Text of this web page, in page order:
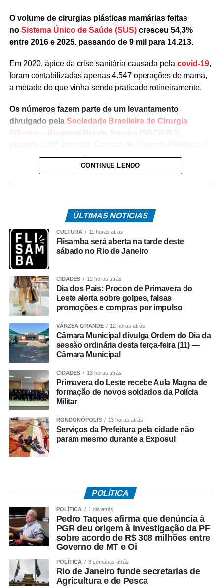
O volume de cirurgias plásticas mamárias feitas
no Sistema Único de Saúde (SUS)cresceu 54,3%
entre 2016 e 2025, passando de 9 mil para 14.213.
Em 2020, ápice da crise sanitária causada pela covid-19,
foram contabilizadas apenas 4.547 operações de mama,
a metade do que vinha sendo praticado rotineiramente.
Os números fazem parte de um levantamento
divulgado pela Sociedade Brasileira de Cirurgia
Plástica – Regional Rio de Janeiro (SBCP-RJ)
cálculo inclui procedimentos indicados para
reconstrução da mama e o tratamento de diferentes
aprovou 90.648 cirurgias plásticas mamárias. Os
foram:
Minas Gerais – 9.836;
Rio de Janeiro – 9.115;
Rio Grande do Sul – 6 mil;
Bahia – 5.731.
Do total de registros analisados, 74.619
correspondem à plástica mamária feminina não
estética, responsável por 82,3% das internações.
O grupo inclui cirurgias com indicação médica para
corrigir deformidades congênitas, assimetrias
importantes, hipertrofia mamária associada a dores e
limitações físicas e sequelas provocadas por doenças ou
tratamentos.
prótese, além de 3.429 internações relacionadas à
reconstrução mamária pós-mastectomia total.
Concentração no Sudeste
Estados do Sudeste responderam por 50.848
internações, o equivalente a 56,1% de todos os
procedimentos mamários não estéticos e reconstrutivos
feitos pelo SUS entre 2016 e 2025.
CONTINUE LENDO
ÚLTIMAS NOTÍCIAS
CULTURA 11 horas atrás
Flisamba será aberta na tarde deste
sábado no Rio de Janeiro
CIDADES 12 horas atrás
Dia dos Pais: Procon de Primavera do
Leste alerta sobre golpes, falsas
promoções e compras por impulso
VÁRZEA GRANDE 12 horas atrás
Câmara Municipal divulga Ordem do Dia da
sessão ordinária desta terça-feira (11) —
Câmara Municipal
CIDADES 13 horas atrás
Primavera do Leste recebe Aula Magna de
formação de novos soldados da Polícia
Militar
RONDONÓPOLIS 13 horas atrás
Serviços da Prefeitura pela cidade não
param mesmo durante a Exposul
POLÍTICA
POLÍTICA 1 dia atrás
Pedro Taques afirma que denúncia à
PGR deu origem à investigação da PF
sobre acordo de R$ 308 milhões entre
Governo de MT e Oi
POLÍTICA 3 semanas atrás
Rio de Janeiro funde secretarias de
Agricultura e de Pesca